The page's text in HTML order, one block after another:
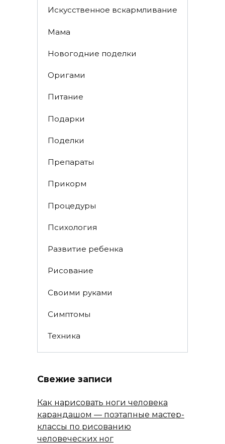
Искусственное вскармливание
Мама
Новогодние поделки
Оригами
Питание
Подарки
Поделки
Препараты
Прикорм
Процедуры
Психология
Развитие ребенка
Рисование
Своими руками
Симптомы
Техника
Свежие записи
Как нарисовать ноги человека
карандашом — поэтапные мастер-
классы по рисованию
человеческих ног